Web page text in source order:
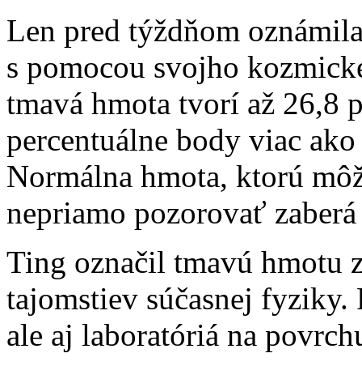
Len pred týždňom
s pomocou svojho
tmavá hmota tvorí až 26,8
percentuálne body viac
Normálna hmota, ktorú
nepriamo pozorovať
Ting označil tmavú hmotu
tajomstiev súčasnej fyziky.
ale aj laboratóriá na